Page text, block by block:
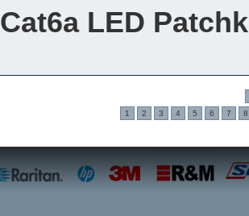
Cat6a LED
1 2 3 4 5 6 7 8